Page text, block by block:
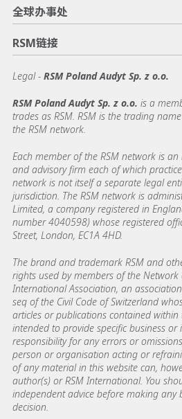
全球办事处
RSM链接
Legal - RSM Poland Audyt Sp. z o.o.
RSM Poland Audyt Sp. z o.o. is a
trades as RSM. RSM is the trading
the RSM network.
Each member of the RSM network is
and advisory firm each of which
network is not itself a separate legal
jurisdiction. The RSM network is
Limited, a company registered in
number 4040598) whose registered
Street, London, EC1A 4HD.
The brand and trademark RSM and
rights used by members of the Network
International Association, an
seq of the Civil Code of Switzerland
articles or publications contained
intended to provide specific business or
responsibility for any errors or
person or organisation acting or
of any material in this website can,
author(s) or RSM International. You
independent advice before making any
decision.